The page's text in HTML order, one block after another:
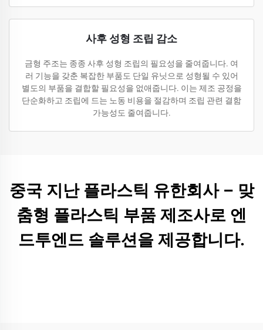
사후 성형 조립 감소
금형 주조는 종종 사후 성형 조립의 필요성을 줄여줍니다. 여
러 기능을 갖춘 복잡한 부품도 단일 유닛으로 성형될 수 있어
별도의 부품을 결합할 필요성을 없애줍니다. 이는 제조 공정을
단순화하고 조립에 드는 노동 비용을 절감하며 조립 관련 결함
가능성도 줄여줍니다.
중국 지난 플라스틱 유한회사 – 맞
춤형 플라스틱 부품 제조사로 엔
드투엔드 솔루션을 제공합니다.